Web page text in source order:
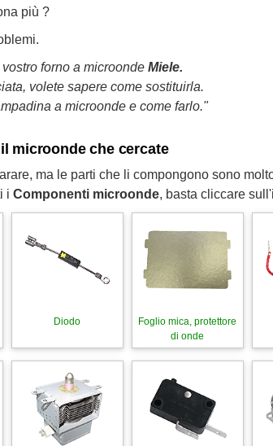
più ?
forno a microonde Miele.
volete sapere come sostituirla.
a microonde e come farlo."
microonde che cercate
ma le parti che li compongono sono
i Componenti microonde, basta cliccare
Diodo
Foglio mica, protettore
di onde